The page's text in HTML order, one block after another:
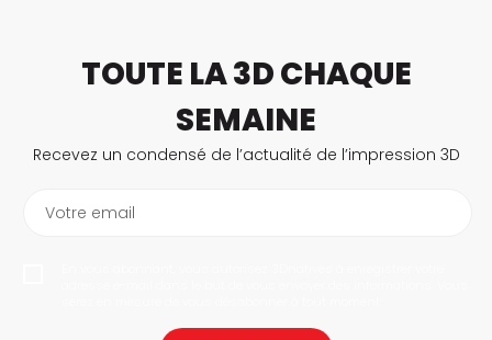
TOUTE LA 3D CHAQUE
SEMAINE
Recevez un condensé de l’actualité de l’impression 3D
Votre email